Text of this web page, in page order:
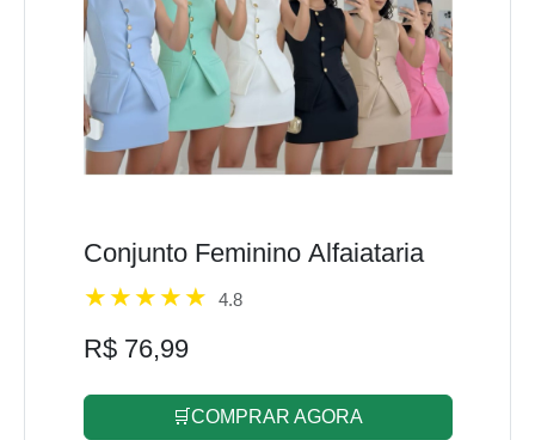
Conjunto Feminino Alfaiataria
4.8
R$ 76,99
🛒COMPRAR AGORA